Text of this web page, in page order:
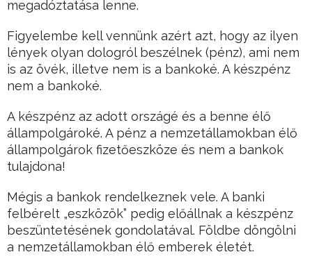
megadóztatása lenne.
Figyelembe kell vennünk azért azt, hogy az ilyen
lények olyan dologról beszélnek (pénz), ami nem
is az övék, illetve nem is a bankoké. A készpénz
nem a bankoké.
A készpénz az adott országé és a benne élő
állampolgároké. A pénz a nemzetállamokban élő
állampolgárok fizetőeszköze és nem a bankok
tulajdona!
Mégis a bankok rendelkeznek vele. A banki
felbérelt „eszközök” pedig előállnak a készpénz
beszüntetésének gondolatával. Földbe döngölni
a nemzetállamokban élő emberek életét.